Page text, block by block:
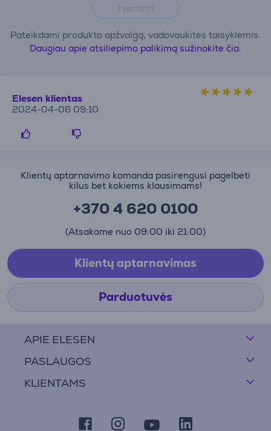
Pateikdami produkto apžvalgą, vadovaukitės taisyklėmis.
Daugiau apie atsiliepimo palikimą sužinokite čia.
Elesen klientas
2024-04-06 09:10
APIE ELESEN
PASLAUGOS
KLIENTAMS
Klientų aptarnavimo komanda pasirengusi pagelbėti
kilus bet kokiems klausimams!
+370 4 620 0100
(Atsakome nuo 09:00 iki 21:00)
Klientų aptarnavimas
Parduotuvės